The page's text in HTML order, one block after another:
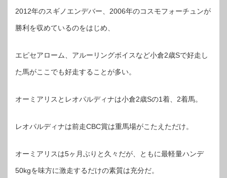
2012年のスギノエンデバー、2006年のコスモフォーチュンが
勝利を収めているのをはじめ、
エピセアローム、アルーリングボイスなど小倉2歳Sで好走し
た馬がここでも好走することが多い。
オーミアリスとレオパルディナは小倉2歳Sの1着、2着馬。
レオパルディナは前走CBC賞は重馬場がこたえただけ。
オーミアリスは5ヶ月ぶりと久々だが、ともに最軽量ハンデ
50kgを味方に激走するだけの素質は充分だ。